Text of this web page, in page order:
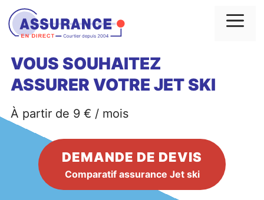
Aller
au
contenu
VOUS SOUHAITEZ
ASSURER VOTREJET SKI
À partir de 9 € / mois
DEMANDE DE DEVIS
Comparatif assurance Jet ski